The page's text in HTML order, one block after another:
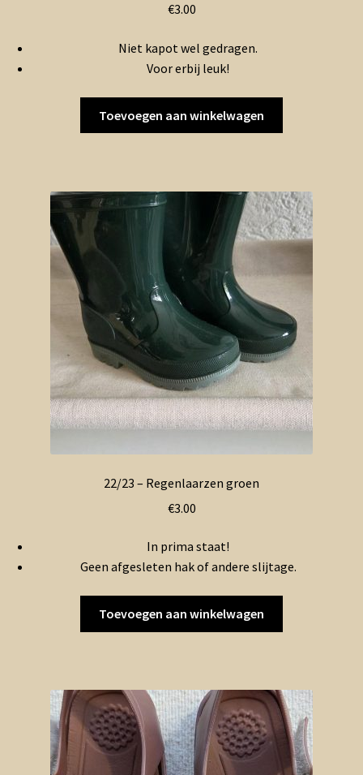
€3.00
Niet kapot wel gedragen.
Voor erbij leuk!
Toevoegen aan winkelwagen
22/23 – Regenlaarzen groen
€3.00
In prima staat!
Geen afgesleten hak of andere slijtage.
Toevoegen aan winkelwagen